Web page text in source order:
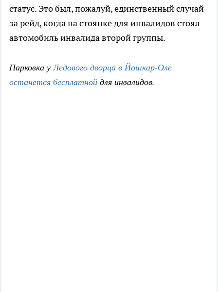
статус. Это был, пожалуй, единственный случай
за рейд, когда на стоянке для инвалидов стоял
автомобиль инвалида второй группы.
Парковка уЛедового дворца в Йошкар-Оле
останется бесплатной для инвалидов.